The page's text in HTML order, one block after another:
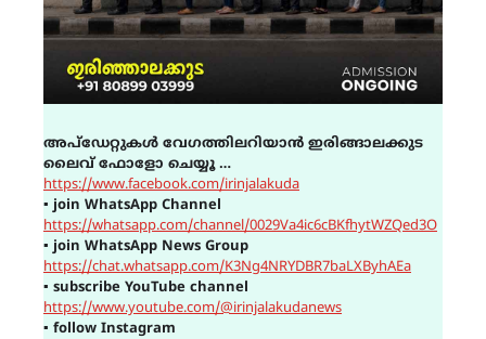
അപ്ഡേറ്റുകൾ വേഗത്തിലറിയാൻ ഇരിങ്ങാലക്കുട
ലൈവ് ഫോളോ ചെയ്യൂ …
https://www.facebook.com/irinjalakuda
▪ join WhatsApp Channel
https://whatsapp.com/channel/0029Va4ic6cBKfhytWZQed3O
▪ join WhatsApp News Group
https://chat.whatsapp.com/K3Ng4NRYDBR7baLXByhAEa
▪ subscribe YouTube channel
https://www.youtube.com/@irinjalakudanews
▪ follow Instagram